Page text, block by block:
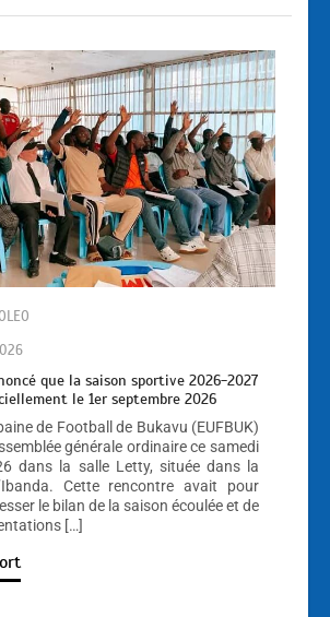
que la saison sportive 2026-2027
le 1er septembre 2026
de Football de Bukavu (EUFBUK)
générale ordinaire ce samedi
dans la salle Letty, située dans la
Cette rencontre avait pour
le bilan de la saison écoulée et de
[…]